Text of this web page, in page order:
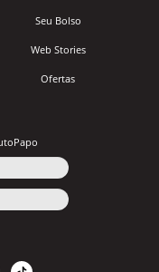
Seu Bolso
Web Stories
Ofertas